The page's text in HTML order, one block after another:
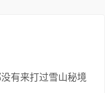
有来打过雪山秘境